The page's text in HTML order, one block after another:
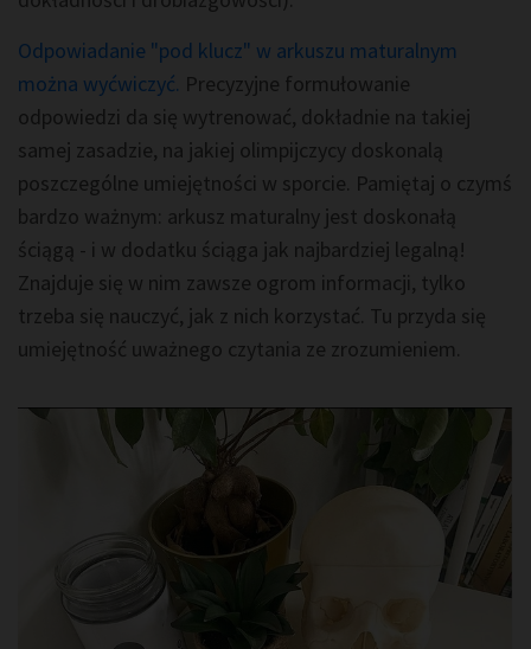
Odpowiadanie "pod klucz" w arkuszu maturalnym
można wyćwiczyć. Precyzyjne formułowanie
odpowiedzi da się wytrenować, dokładnie na takiej
samej zasadzie, na jakiej olimpijczycy doskonalą
poszczególne umiejętności w sporcie. Pamiętaj o czymś
bardzo ważnym: arkusz maturalny jest doskonałą
ściągą - i w dodatku ściąga jak najbardziej legalną!
Znajduje się w nim zawsze ogrom informacji, tylko
trzeba się nauczyć, jak z nich korzystać. Tu przyda się
umiejętność uważnego czytania ze zrozumieniem.